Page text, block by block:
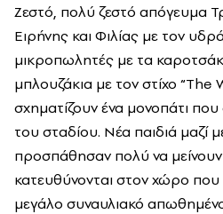
Ζεστό, πολύ ζεστό απόγευμα
Ειρήνης και Φιλίας με τον
μικροπωλητές με τα
μπλουζάκια με τον στίχο “The
σχηματίζουν ένα μονοπάτι που
του σταδίου. Νέα παιδιά μαζί
προσπάθησαν πολύ να μείνουν
κατευθύνονται στον χώρο που
μεγάλο συναυλιακό